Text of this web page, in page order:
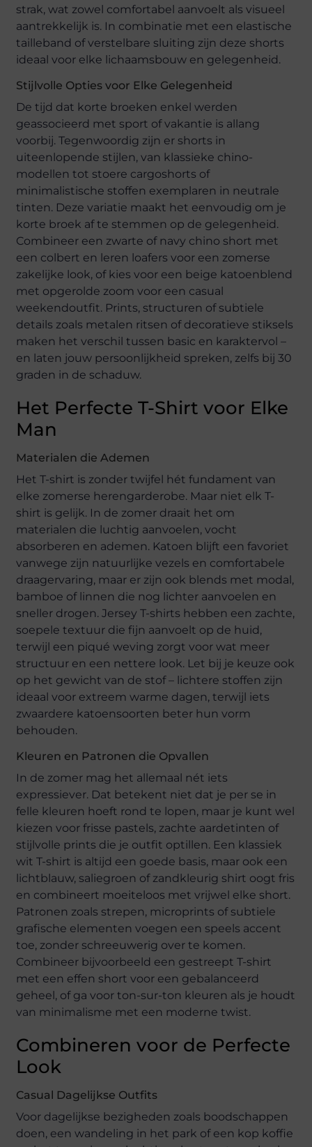
strak, wat zowel comfortabel aanvoelt als visueel
aantrekkelijk is. In combinatie met een elastische
tailleband of verstelbare sluiting zijn deze shorts
ideaal voor elke lichaamsbouw en gelegenheid.
Stijlvolle Opties voor Elke Gelegenheid
De tijd dat korte broeken enkel werden
geassocieerd met sport of vakantie is allang
voorbij. Tegenwoordig zijn er shorts in
uiteenlopende stijlen, van klassieke chino-
modellen tot stoere cargoshorts of
minimalistische stoffen exemplaren in neutrale
tinten. Deze variatie maakt het eenvoudig om je
korte broek af te stemmen op de gelegenheid.
Combineer een zwarte of navy chino short met
een colbert en leren loafers voor een zomerse
zakelijke look, of kies voor een beige katoenblend
met opgerolde zoom voor een casual
weekendoutfit. Prints, structuren of subtiele
details zoals metalen ritsen of decoratieve stiksels
maken het verschil tussen basic en karaktervol –
en laten jouw persoonlijkheid spreken, zelfs bij 30
graden in de schaduw.
Het Perfecte T-Shirt voor Elke
Man
Materialen die Ademen
Het T-shirt is zonder twijfel hét fundament van
elke zomerse herengarderobe. Maar niet elk T-
shirt is gelijk. In de zomer draait het om
materialen die luchtig aanvoelen, vocht
absorberen en ademen. Katoen blijft een favoriet
vanwege zijn natuurlijke vezels en comfortabele
draagervaring, maar er zijn ook blends met modal,
bamboe of linnen die nog lichter aanvoelen en
sneller drogen. Jersey T-shirts hebben een zachte,
soepele textuur die fijn aanvoelt op de huid,
terwijl een piqué weving zorgt voor wat meer
structuur en een nettere look. Let bij je keuze ook
op het gewicht van de stof – lichtere stoffen zijn
ideaal voor extreem warme dagen, terwijl iets
zwaardere katoensoorten beter hun vorm
behouden.
Kleuren en Patronen die Opvallen
In de zomer mag het allemaal nét iets
expressiever. Dat betekent niet dat je per se in
felle kleuren hoeft rond te lopen, maar je kunt wel
kiezen voor frisse pastels, zachte aardetinten of
stijlvolle prints die je outfit optillen. Een klassiek
wit T-shirt is altijd een goede basis, maar ook een
lichtblauw, saliegroen of zandkleurig shirt oogt fris
en combineert moeiteloos met vrijwel elke short.
Patronen zoals strepen, microprints of subtiele
grafische elementen voegen een speels accent
toe, zonder schreeuwerig over te komen.
Combineer bijvoorbeeld een gestreept T-shirt
met een effen short voor een gebalanceerd
geheel, of ga voor ton-sur-ton kleuren als je houdt
van minimalisme met een moderne twist.
Combineren voor de Perfecte
Look
Casual Dagelijkse Outfits
Voor dagelijkse bezigheden zoals boodschappen
doen, een wandeling in het park of een kop koffie